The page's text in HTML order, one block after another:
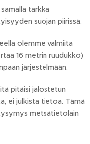
tarkka
suojan piirissä.
olemme valmiita
16 metrin ruudukko)
järjestelmään.
pitäisi jalostetun
ei julkista tietoa. Tämä
metsätietolain